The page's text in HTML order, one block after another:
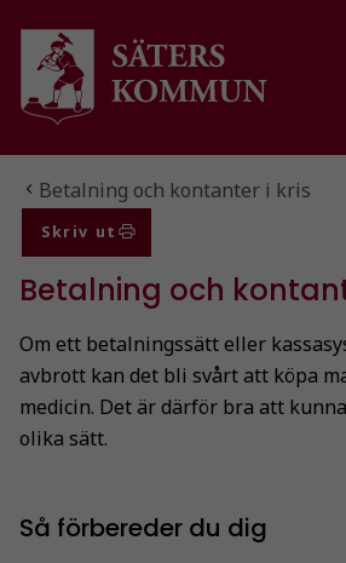
Gå till innehåll
Gå till huvudmeny
Gå till sidomeny
Du är här:
Betalning och kontanter i kris
Skriv ut
Betalning och
Om ett betalningssätt eller
avbrott kan det bli svårt att köpa
medicin. Det är därför bra att
olika sätt.
Så förbereder du dig